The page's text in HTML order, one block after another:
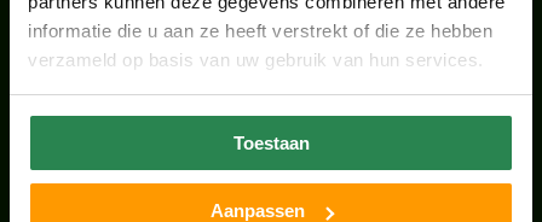
informatie die u aan ze heeft verstrekt of die ze hebben
verzameld op basis van uw gebruik van hun services.
Toestaan
Aanpassen
HANDIGE LINKS